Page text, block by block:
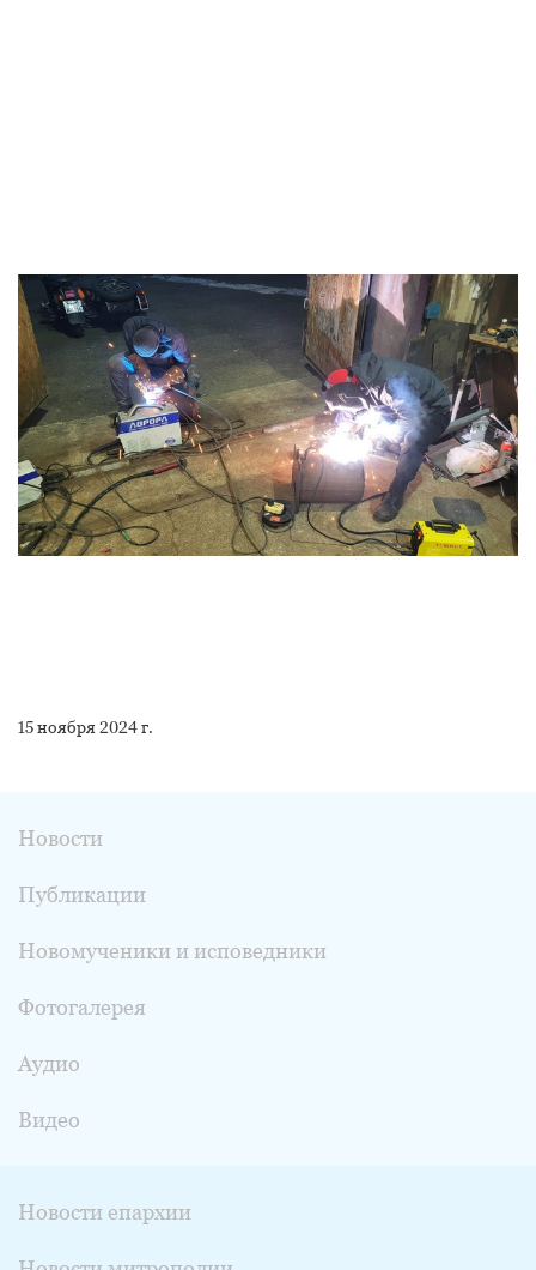
15 ноября 2024 г.
Новости
Публикации
Новомученики и исповедники
Фотогалерея
Аудио
Видео
Новости епархии